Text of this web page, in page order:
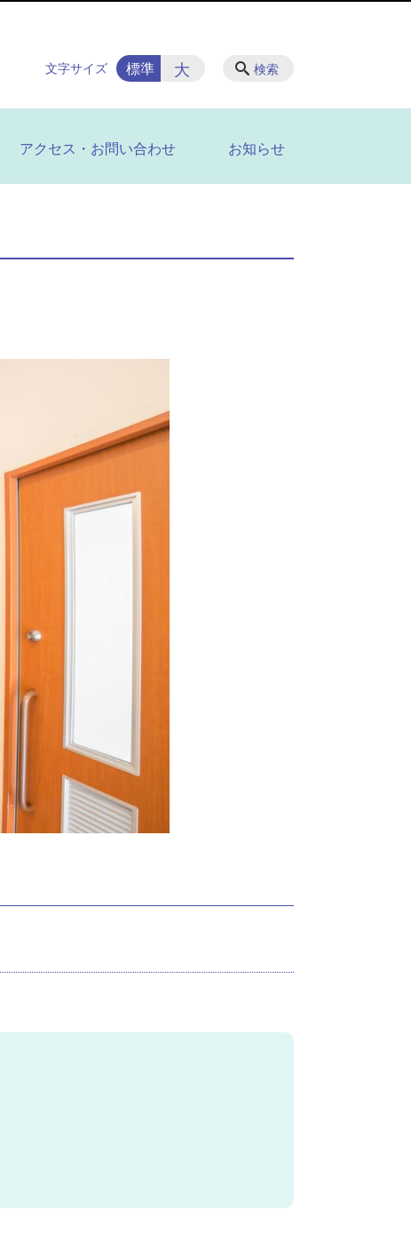
アクセス・お問い合わせ お知らせ
検索
文字サイズ 標準 大